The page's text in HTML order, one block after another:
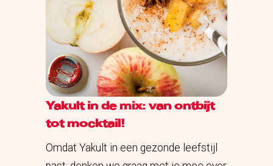
Yakult in de mix: van ontbijt
tot mocktail!
Omdat Yakult in een gezonde leefstijl